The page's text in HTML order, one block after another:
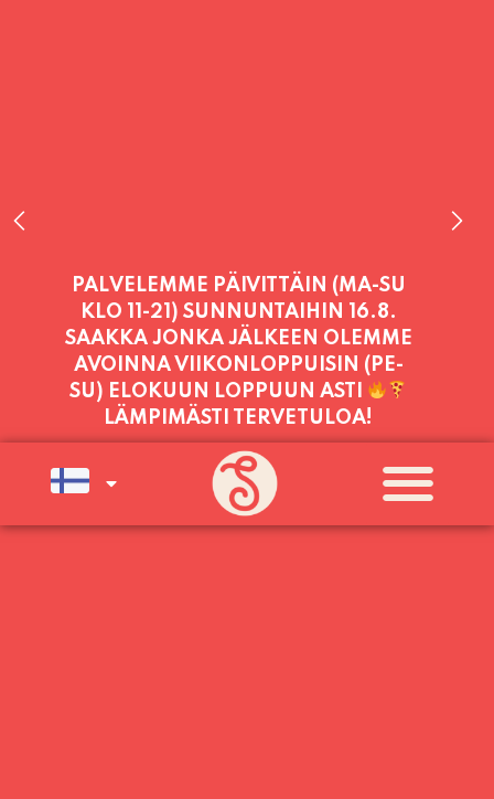
PALVELEMME PÄIVITTÄIN (MA-SU
KLO 11-21) SUNNUNTAIHIN 16.8.
SAAKKA JONKA JÄLKEEN OLEMME
AVOINNA VIIKONLOPPUISIN (PE-
SU) ELOKUUN LOPPUUN ASTI
LÄMPIMÄSTI TERVETULOA!
PALVELEMME TÄNÄÄN:
TORSTAI11:00 - 21:00